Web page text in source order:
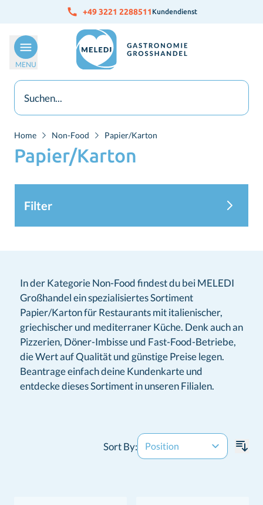
+49 3221 2288511 Kundendienst
MENU
Home Non-Food Papier/Karton
Papier/Karton
Filter
In der Kategorie Non-Food findest du bei MELEDI
Großhandel ein spezialisiertes Sortiment
Papier/Karton für Restaurants mit italienischer,
griechischer und mediterraner Küche. Denk auch an
Pizzerien, Döner-Imbisse und Fast-Food-Betriebe,
die Wert auf Qualität und günstige Preise legen.
Beantrage einfach deine Kundenkarte und
entdecke dieses Sortiment in unseren Filialen.
Sort By: